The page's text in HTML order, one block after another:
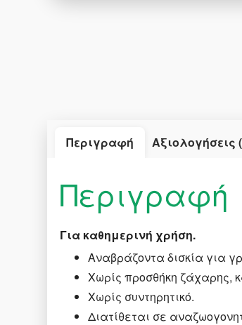
Περιγραφή Αξιολογήσεις
Περιγραφή
Για καθημερινή χρήση.
Αναβράζοντα δισκία για
Χωρίς προσθήκη ζάχαρης,
Χωρίς συντηρητικό.
Διατίθεται σε